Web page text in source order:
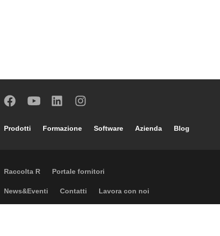
Footer main navigation
Prodotti Formazione Software Azienda Blog
External links
Raccolta R Portale fornitori
Footer secondary navigation
News&Eventi Contatti Lavora con noi